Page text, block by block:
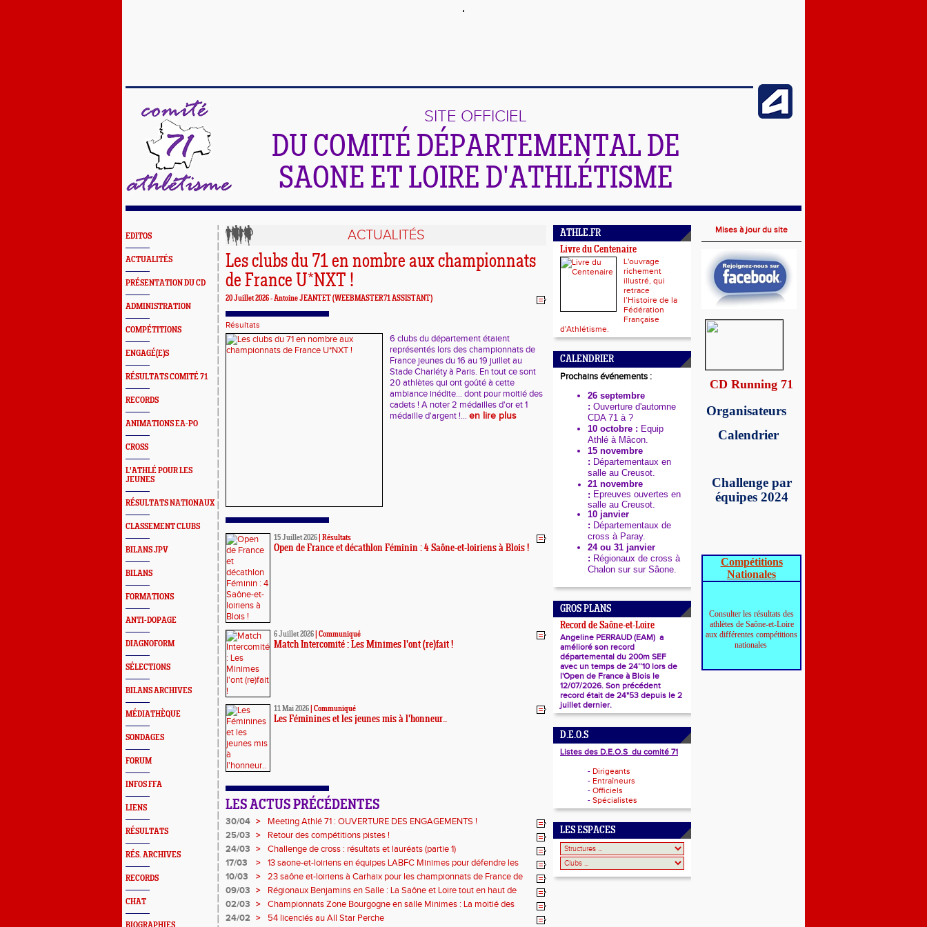
SITE OFFICIEL
DU COMITÉ DÉPARTEMENTAL DE
SAONE ET LOIRE D'ATHLÉTISME
EDITOS
ACTUALITÉS
PRÉSENTATION DU CD
ADMINISTRATION
COMPÉTITIONS
ENGAGÉ(E)S
RÉSULTATS COMITÉ 71
RECORDS
ANIMATIONS EA-PO
CROSS
L'ATHLÉ POUR LES
JEUNES
RÉSULTATS NATIONAUX
CLASSEMENT CLUBS
BILANS JPV
BILANS
FORMATIONS
ANTI-DOPAGE
DIAGNOFORM
SÉLECTIONS
BILANS ARCHIVES
MÉDIATHÈQUE
SONDAGES
FORUM
INFOS FFA
LIENS
RÉSULTATS
RÉS. ARCHIVES
RECORDS
CHAT
ACTUALITÉS
Les clubs du 71 en nombre aux championnats
de France U*NXT !
20 Juillet 2026 -Antoine JEANTET(WEEBMASTER71 ASSISTANT)
Résultats
6 clubs du département étaient
représentés lors des championnats de
France jeunes du 16 au 19 juillet au
Stade Charléty à Paris. En tout ce sont
20 athlètes qui ont goûté à cette
ambiance inédite... dont pour moitié des
cadets ! A noter 2 médailles d'or et 1
médaille d'argent !... en lire plus
15 Juillet 2026 Résultats
Open de France et décathlon Féminin : 4 Saône-et-loiriens à Blois !
6 Juillet 2026 Communiqué
Match Intercomité : Les Minimes l'ont (re)fait !
11 Mai 2026 Communiqué
Les Féminines et les jeunes mis à l'honneur..
LES ACTUS PRÉCÉDENTES
30/04 >
Meeting Athlé 71 : OUVERTURE DES ENGAGEMENTS !
25/03 >
Retour des compétitions pistes !
24/03 >
Challenge de cross : résultats et lauréats (partie 1)
17/03
>
13 saone-et-loiriens en équipes LABFC Minimes pour défendre les
couleurs de la Ligue à Metz
10/03 >
23 saône et-loiriens à Carhaix pour les championnats de France de
Cross !
09/03 >
Régionaux Benjamins en Salle : La Saône et Loire tout en haut de
l'affiche !
02/03 >
Championnats Zone Bourgogne en salle Minimes : La moitié des
médailles pour les athlètes du 71 !
24/02 >
54 licenciés au All Star Perche
ATHLE.FR
Livre du Centenaire
L'ouvrage
richement
illustré, qui
retrace
l’Histoire de la
Fédération
Française
d'Athlétisme.
CALENDRIER
Prochains événements :
26 septembre
: Ouverture d'automne
CDA 71 à ?
10 octobre : Equip
Athlé à Mâcon.
15 novembre
: Départementaux en
salle au Creusot.
21 novembre
: Epreuves ouvertes en
salle au Creusot.
10 janvier
: Départementaux de
cross à Paray.
24 ou 31 janvier
: Régionaux de cross à
Chalon sur sur Sâone.
GROS PLANS
Record de Saône-et-Loire
Angeline PERRAUD (EAM) a
amélioré son record
départemental du 200m SEF
avec un temps de 24’’10 lors de
l'Open de France à Blois le
12/07/2026. Son précédent
record était de 24"53 depuis le 2
juillet dernier.
D.E.O.S
Listes des D.E.O.S du comité 71
- Dirigeants
- Entraîneurs
- Officiels
- Spécialistes
LES ESPACES
Mises à jour du site
CD Running 71
Organisateurs
Calendrier
Challenge par
équipes 2024
Compétitions
Nationales
Consulter les résultats des
athlètes de Saône-et-Loire
aux différentes compétitions
nationales